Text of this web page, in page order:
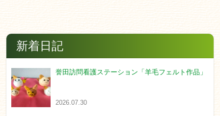
新着日記
誉田訪問看護ステーション「羊毛フェルト作品」
2026.07.30